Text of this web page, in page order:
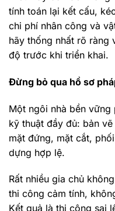
tính toán lại kết cấu,
chi phí nhân công và
hãy thống nhất rõ ràng
độ trước khi triển khai.
Đừng bỏ qua hồ sơ
Một ngôi nhà bền
kỹ thuật đầy đủ: bản
mặt đứng, mặt cắt,
dựng hợp lệ.
Rất nhiều gia chủ
thi công cảm tính,
Kết quả là thi công sai